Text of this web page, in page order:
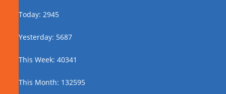
Today: 2945
Yesterday: 5687
This Week: 40341
This Month: 132595